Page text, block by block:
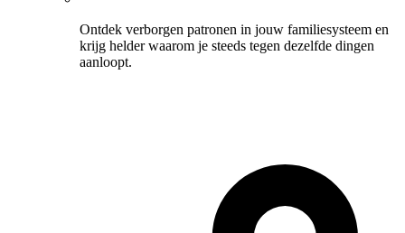
Ontdek verborgen patronen in jouw familiesysteem en
krijg helder waarom je steeds tegen dezelfde dingen
aanloopt.